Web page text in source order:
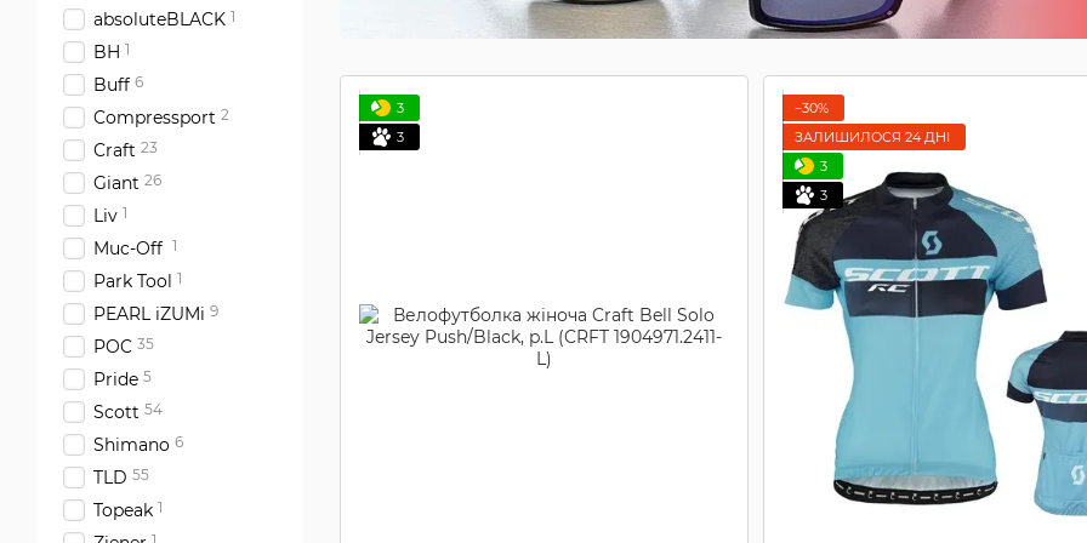
3
3
−30%
ЗАЛИШИЛОСЯ 24 ДНІ
3
3
absoluteBLACK 1
BH 1
Buff 6
Compressport 2
Craft 23
Giant 26
Liv 1
Muc-Off 1
Park Tool 1
PEARL iZUMi 9
POC 35
Pride 5
Scott 54
Shimano 6
TLD 55
Topeak 1